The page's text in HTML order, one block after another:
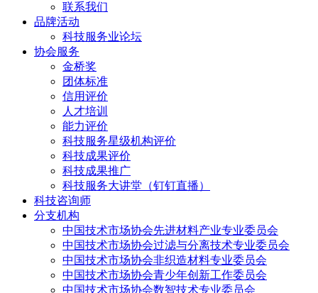
联系我们
品牌活动
科技服务业论坛
协会服务
金桥奖
团体标准
信用评价
人才培训
能力评价
科技服务星级机构评价
科技成果评价
科技成果推广
科技服务大讲堂（钉钉直播）
科技咨询师
分支机构
中国技术市场协会先进材料产业专业委员会
中国技术市场协会过滤与分离技术专业委员会
中国技术市场协会非织造材料专业委员会
中国技术市场协会青少年创新工作委员会
中国技术市场协会数智技术专业委员会